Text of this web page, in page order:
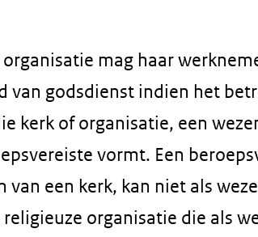
mag haar
van godsdienst indien het
kerk of organisatie, een
vormt. Een
een kerk, kan niet als
organisatie die als